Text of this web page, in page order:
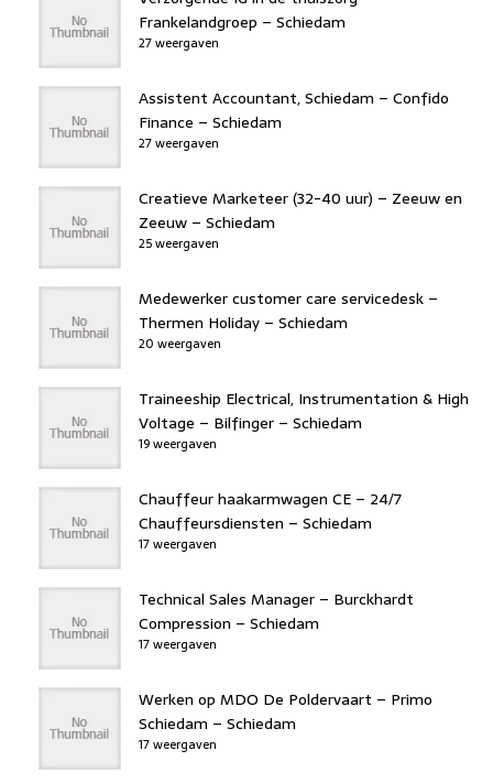
Frankelandgroep – Schiedam
27 weergaven
Assistent Accountant, Schiedam – Confido
Finance – Schiedam
27 weergaven
Creatieve Marketeer (32-40 uur) – Zeeuw en
Zeeuw – Schiedam
25 weergaven
Medewerker customer care servicedesk –
Thermen Holiday – Schiedam
20 weergaven
Traineeship Electrical, Instrumentation & High
Voltage – Bilfinger – Schiedam
19 weergaven
Chauffeur haakarmwagen CE – 24/7
Chauffeursdiensten – Schiedam
17 weergaven
Technical Sales Manager – Burckhardt
Compression – Schiedam
17 weergaven
Werken op MDO De Poldervaart – Primo
Schiedam – Schiedam
17 weergaven